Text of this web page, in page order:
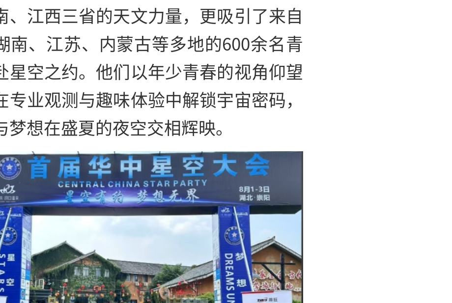
、江西三省的天文力量，更吸引了来自
南、江苏、内蒙古等多地的600余名青
星空之约。他们以年少青春的视角仰望
专业观测与趣味体验中解锁宇宙密码，
梦想在盛夏的夜空交相辉映。